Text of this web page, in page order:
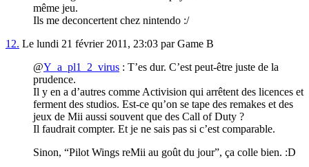
même jeu.
Ils me deconcertent chez nintendo :/
12. Le lundi 21 février 2011, 23:03 par Game B
@Y_a_pl1_2_virus : T’es dur. C’est peut-être juste de la
prudence.
Il y en a d’autres comme Activision qui arrêtent des licences et
ferment des studios. Est-ce qu’on se tape des remakes et des
jeux de Mii aussi souvent que des Call of Duty ?
Il faudrait compter. Et je ne sais pas si c’est comparable.
Sinon, “Pilot Wings reMii au goût du jour”, ça colle bien. :D